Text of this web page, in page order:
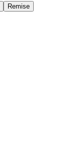
Remise